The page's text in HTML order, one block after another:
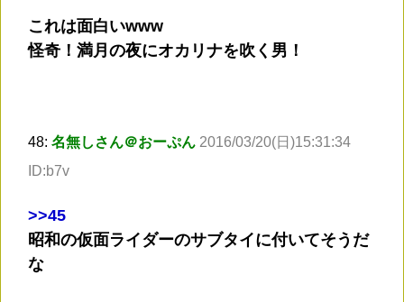
これは面白いwww
怪奇！満月の夜にオカリナを吹く男！
48: 名無しさん＠おーぷん 2016/03/20(日)15:31:34
ID:b7v
>>45
昭和の仮面ライダーのサブタイに付いてそうだ
な